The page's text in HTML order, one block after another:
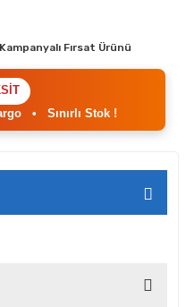
Kampanyalı Fırsat Ürünü
• Sınırlı Stok !